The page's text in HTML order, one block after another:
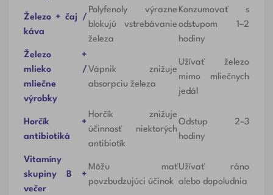
Železo + čaj /
káva
Polyfenoly výrazne
blokujú vstrebávanie
železa
Konzumovať s
odstupom 1–2
hodiny
Železo +
mlieko /
mliečne
výrobky
Vápnik znižuje
absorpciu železa
Užívať železo
mimo mliečnych
jedál
Horčík +
antibiotiká
Horčík znižuje
účinnosť niektorých
antibiotík
Odstup 2–3
hodiny
Vitamíny
skupiny B +
večer
Môžu mať
povzbudzujúci účinok
Užívať ráno
alebo dopoludnia